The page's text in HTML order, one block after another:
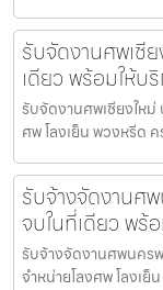
รับจัดงานศพเชี
เดียว พร้อมให้บ
รับจัดงานศพเชียงให
ศพ โลงเย็น พวงหรีด
รับจ้างจัดงานศ
จบในที่เดียว พร้
รับจ้างจัดงานศพนคร
จำหน่ายโลงศพ โลงเ